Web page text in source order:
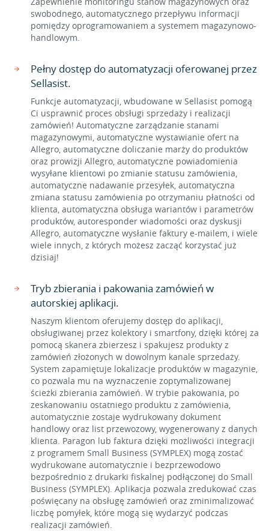
swobodnego, automatycznego przepływu informacji
pomiędzy oprogramowaniem a systemem magazynowo-
handlowym.
Pełny dostęp do automatyzacji oferowanej przez
Sellasist.
Funkcje automatyzacji, wbudowane w Sellasist pomogą
Ci usprawnić proces obsługi sprzedaży i realizacji
zamówień! Automatyczne zarządzanie stanami
magazynowymi, automatyczne wystawianie ofert na
Allegro, automatyczne doliczanie marży do produktów
oraz prowizji Allegro, automatyczne powiadomienia
wysyłane klientowi po zmianie statusu zamówienia,
automatyczne nadawanie przesyłek, automatyczna
zmiana statusu zamówienia po otrzymaniu płatności od
klienta, automatyczna obsługa wariantów i parametrów
produktów, autoresponder wiadomości oraz dyskusji
Allegro, automatyczne wysłanie faktury e-mailem, i wiele
wiele innych, z których możesz zacząć korzystać już
dzisiaj!
Tryb zbierania i pakowania zamówień w
autorskiej aplikacji.
Naszym klientom oferujemy dostęp do aplikacji,
obsługiwanej przez kolektory i smartfony, dzięki której za
pomocą skanera zbierzesz i spakujesz produkty z
zamówień złożonych w dowolnym kanale sprzedaży.
System zapamiętuje lokalizacje produktów w magazynie,
co pozwala mu na wyznaczenie zoptymalizowanej
ścieżki zbierania zamówień. W trybie pakowania, po
zeskanowaniu ostatniego produktu z zamówienia,
automatycznie zostaje wydrukowany dokument
handlowy oraz list przewozowy, wygenerowany z danych
klienta. Paragon lub faktura dzięki możliwości integracji
z programem Small Business (SYMPLEX) mogą zostać
wydrukowane automatycznie i bezprzewodowo
bezpośrednio z drukarki fiskalnej podłączonej do Small
Business (SYMPLEX). Aplikacja pozwala zredukować czas
poświęcany na obsługę zamówień oraz zminimalizować
liczbę pomyłek, które mogą się wydarzyć podczas
realizacji zamówień.